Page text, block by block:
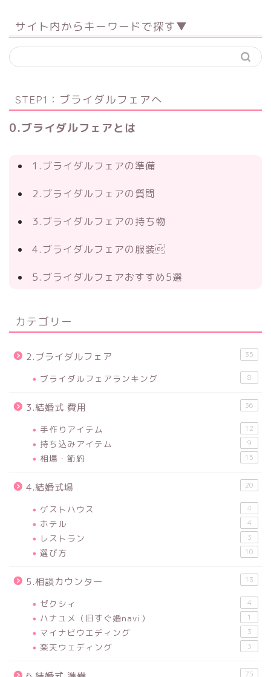
サイト内からキーワードで探す▼
STEP1：ブライダルフェアへ
0.ブライダルフェアとは
1.ブライダルフェアの準備
2.ブライダルフェアの質問
3.ブライダルフェアの持ち物
4.ブライダルフェアの服装
5.ブライダルフェアおすすめ5選
カテゴリー
2.ブライダルフェア 35
ブライダルフェアランキング 8
3.結婚式 費用 36
手作りアイテム 12
持ち込みアイテム 9
相場・節約 15
4.結婚式場 20
ゲストハウス 4
ホテル 4
レストラン 3
選び方 10
5.相談カウンター 13
ゼクシィ 4
ハナユメ（旧すぐ婚navi） 1
マイナビウエディング 3
楽天ウェディング 3
75